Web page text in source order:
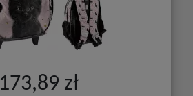
173,89 zł